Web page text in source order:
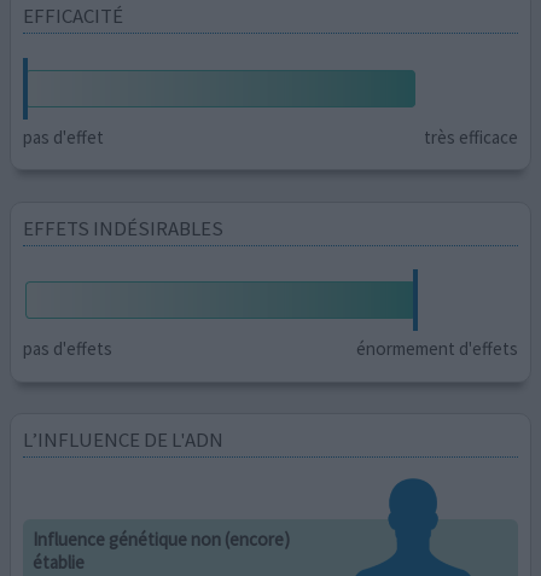
EFFICACITÉ
pas d'effet très efficace
EFFETS INDÉSIRABLES
pas d'effets énormement d'effets
L’INFLUENCE DE L'ADN
Influence génétique non (encore)
établie